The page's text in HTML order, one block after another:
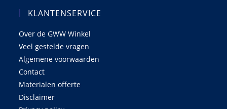
KLANTENSERVICE
Over de GWW Winkel
Veel gestelde vragen
Algemene voorwaarden
Contact
Materialen offerte
Disclaimer